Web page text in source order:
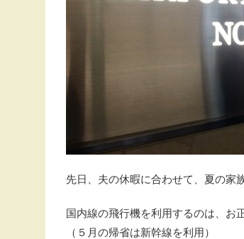
先日、夫の休暇に合わせて、夏の家
国内線の飛行機を利用するのは、お
（５月の帰省は新幹線を利用）